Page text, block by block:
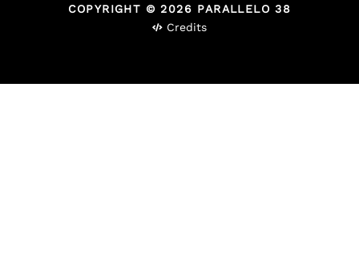
COPYRIGHT © 2026 PARALLELO 38
Credits